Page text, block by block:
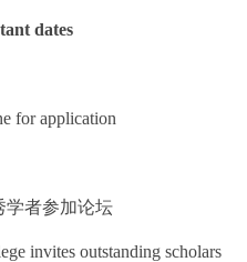
dates
for application
学者参加论坛
invites outstanding scholars